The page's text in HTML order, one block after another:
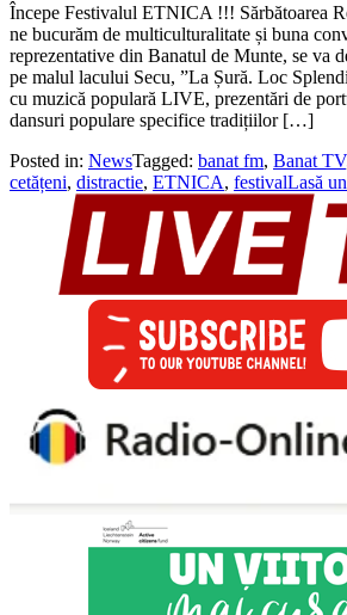
Începe Festivalul ETNICA !!! Sărbătoarea
ne bucurăm de multiculturalitate și buna
reprezentative din Banatul de Munte, se va
pe malul lacului Secu, ”La Șură. Loc
cu muzică populară LIVE, prezentări de
dansuri populare specifice tradițiilor […]
Posted in: NewsTagged: banat fm, Banat TV
cetățeni, distractie, ETNICA, festivalLasă